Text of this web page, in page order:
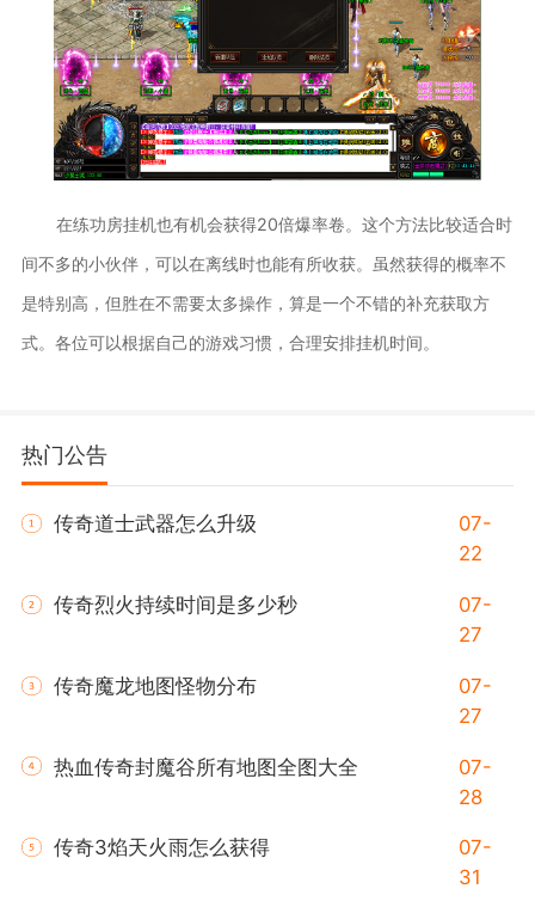
在练功房挂机也有机会获得20倍爆率卷。这个方法比较适合时
间不多的小伙伴，可以在离线时也能有所收获。虽然获得的概率不
是特别高，但胜在不需要太多操作，算是一个不错的补充获取方
式。各位可以根据自己的游戏习惯，合理安排挂机时间。
热门公告
传奇道士武器怎么升级
07-
22
传奇烈火持续时间是多少秒
07-
27
传奇魔龙地图怪物分布
07-
27
热血传奇封魔谷所有地图全图大全
07-
28
传奇3焰天火雨怎么获得
07-
31